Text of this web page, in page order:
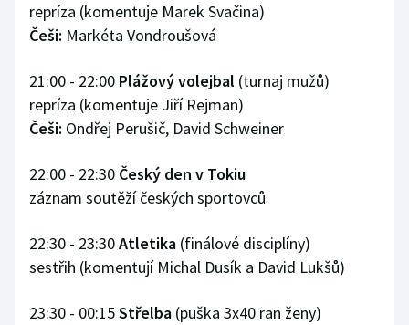
repríza (komentuje Marek Svačina)
Češi: Markéta Vondroušová
21:00 - 22:00 Plážový volejbal (turnaj mužů)
repríza (komentuje Jiří Rejman)
Češi: Ondřej Perušič, David Schweiner
22:00 - 22:30 Český den v Tokiu
záznam soutěží českých sportovců
22:30 - 23:30Atletika (finálové disciplíny)
sestřih (komentují Michal Dusík a David Lukšů)
23:30 - 00:15Střelba (puška 3x40 ran ženy)